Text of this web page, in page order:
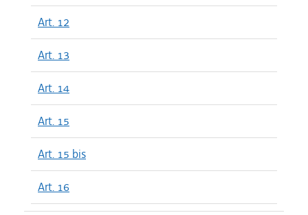
Art. 12
Art. 13
Art. 14
Art. 15
Art. 15 bis
Art. 16